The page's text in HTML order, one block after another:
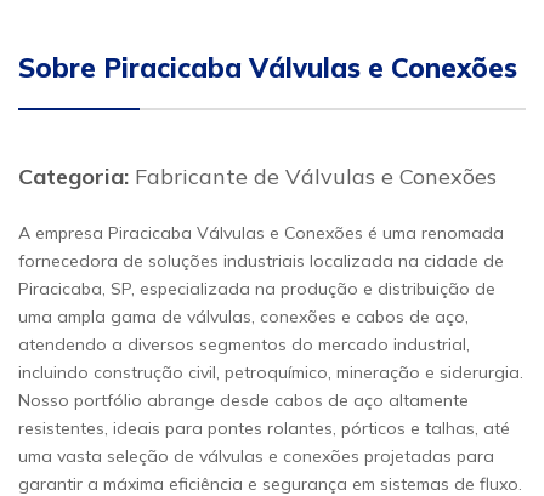
Sobre Piracicaba Válvulas e Conexões
Categoria: Fabricante de Válvulas e Conexões
A empresa Piracicaba Válvulas e Conexões é uma renomada
fornecedora de soluções industriais localizada na cidade de
Piracicaba, SP, especializada na produção e distribuição de
uma ampla gama de válvulas, conexões e cabos de aço,
atendendo a diversos segmentos do mercado industrial,
incluindo construção civil, petroquímico, mineração e siderurgia.
Nosso portfólio abrange desde cabos de aço altamente
resistentes, ideais para pontes rolantes, pórticos e talhas, até
uma vasta seleção de válvulas e conexões projetadas para
garantir a máxima eficiência e segurança em sistemas de fluxo.